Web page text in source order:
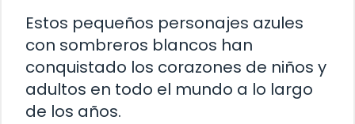
Estos pequeños personajes azules
con sombreros blancos han
conquistado los corazones de niños y
adultos en todo el mundo a lo largo
de los años.